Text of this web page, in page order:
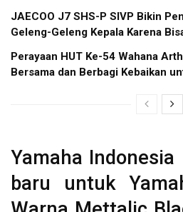
JAECOO J7 SHS-P SIVP Bikin
Geleng-Geleng Kepala Karena
Perayaan HUT Ke-54 Wahana
Bersama dan Berbagi Kebaikan
Yamaha
baru untuk